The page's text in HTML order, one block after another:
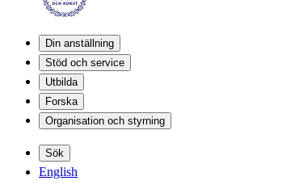
Din anställning
Stöd och service
Utbilda
Forska
Organisation och styrning
Sök
English